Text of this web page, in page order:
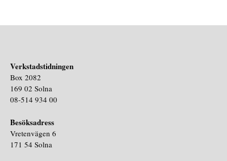
Verkstadstidningen
Box 2082
169 02 Solna
08-514 934 00
Besöksadress
Vretenvägen 6
171 54 Solna